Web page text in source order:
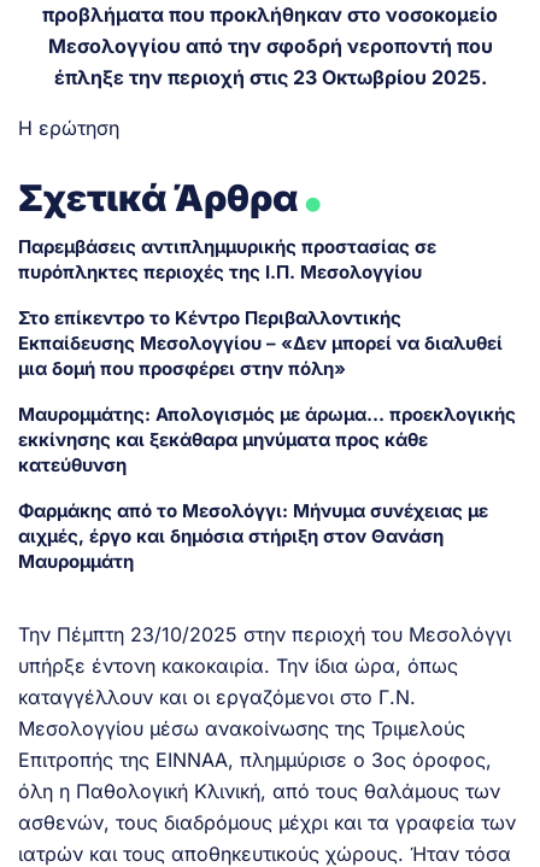
προβλήματα που προκλήθηκαν στο νοσοκομείο
Μεσολογγίου από την σφοδρή νεροποντή που
έπληξε την περιοχή στις 23 Οκτωβρίου 2025.
Η ερώτηση
Σχετικά Άρθρα.
Παρεμβάσεις αντιπλημμυρικής προστασίας σε
πυρόπληκτες περιοχές της Ι.Π. Μεσολογγίου
Στο επίκεντρο το Κέντρο Περιβαλλοντικής
Εκπαίδευσης Μεσολογγίου – «Δεν μπορεί να διαλυθεί
μια δομή που προσφέρει στην πόλη»
Μαυρομμάτης: Απολογισμός με άρωμα… προεκλογικής
εκκίνησης και ξεκάθαρα μηνύματα προς κάθε
κατεύθυνση
Φαρμάκης από το Μεσολόγγι: Μήνυμα συνέχειας με
αιχμές, έργο και δημόσια στήριξη στον Θανάση
Μαυρομμάτη
Την Πέμπτη 23/10/2025 στην περιοχή του Μεσολόγγι
υπήρξε έντονη κακοκαιρία. Την ίδια ώρα, όπως
καταγγέλλουν και οι εργαζόμενοι στο Γ.Ν.
Μεσολογγίου μέσω ανακοίνωσης της Τριμελούς
Επιτροπής της ΕΙΝΝΑΑ, πλημμύρισε ο 3ος όροφος,
όλη η Παθολογική Κλινική, από τους θαλάμους των
ασθενών, τους διαδρόμους μέχρι και τα γραφεία των
ιατρών και τους αποθηκευτικούς χώρους. Ήταν τόσα